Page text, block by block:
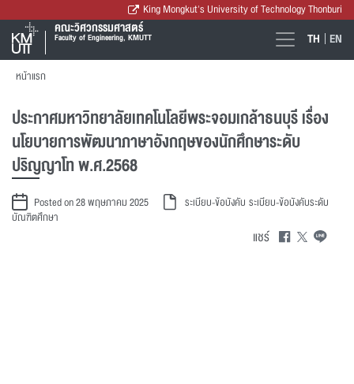
King Mongkut's University of Technology Thonburi
คณะวิศวกรรมศาสตร์
Faculty of Engineering, KMUTT TH EN
หน้าแรก
ประกาศมหาวิทยาลัยเทคโนโลยีพระจอมเกล้าธนบุรี เรื่อง
นโยบายการพัฒนาภาษาอังกฤษของนักศึกษาระดับ
ปริญญาโท พ.ศ.2568
Posted on 28 พฤษภาคม 2025 ระเบียบ-ข้อบังคับ ระเบียบ-ข้อบังคับระดับ
บัณฑิตศึกษา
แชร์